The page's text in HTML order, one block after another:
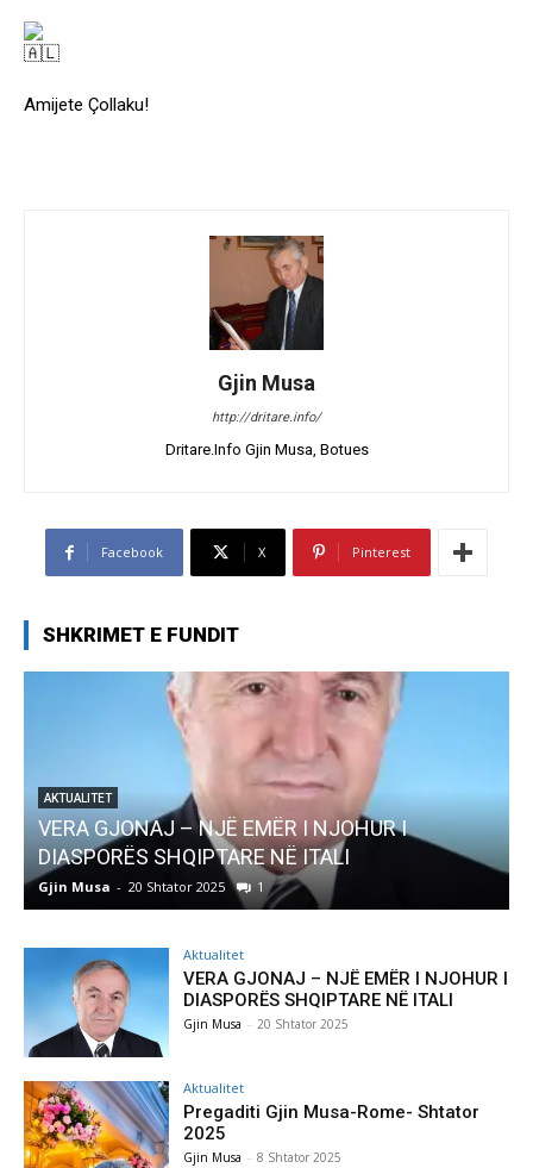
Amijete Çollaku!
Gjin Musa
http://dritare.info/
Dritare.Info Gjin Musa, Botues
Facebook X Pinterest
SHKRIMET E FUNDIT
AKTUALITET
VERA GJONAJ – NJË EMËR I NJOHUR I
DIASPORËS SHQIPTARE NË ITALI
Gjin Musa - 20 Shtator 2025 1
Aktualitet
VERA GJONAJ – NJË EMËR I NJOHUR I
DIASPORËS SHQIPTARE NË ITALI
Gjin Musa - 20 Shtator 2025
Aktualitet
Pregaditi Gjin Musa-Rome- Shtator
2025
Gjin Musa - 8 Shtator 2025